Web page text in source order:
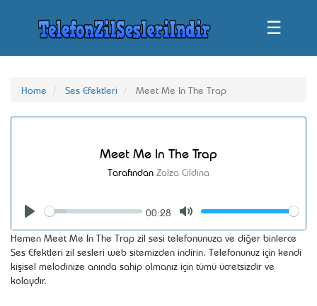
☰
Home Ses Efektleri Meet Me In The Trap
Meet Me In The Trap
Tarafından Zalza Cildina
Seek
00:28
Volume
Hemen Meet Me In The Trap zil sesi telefonunuza ve diğer binlerce
Ses Efektleri zil sesleri web sitemizden indirin. Telefonunuz için kendi
kişisel melodinize anında sahip olmanız için tümü ücretsizdir ve
kolaydır.